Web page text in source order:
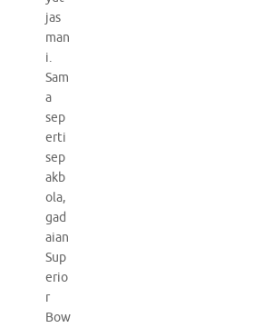
jas
man
i.
Sam
a
sep
erti
sep
akb
ola,
gad
aian
Sup
erio
r
Bow